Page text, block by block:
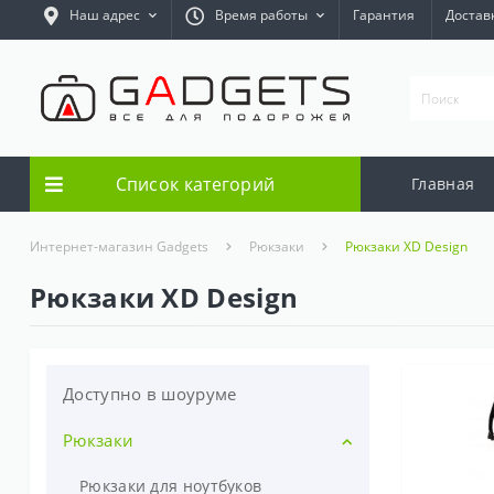
Наш адрес Время работы Гарантия
Список категорий Главная
Интернет-магазин Gadgets Рюкзаки Рюкзаки XD Design
Рюкзаки XD Design
Доступно в шоуруме
Рюкзаки
Рюкзаки для ноутбуков